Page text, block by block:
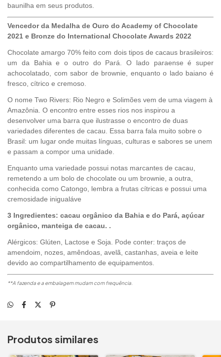
baunilha em seus produtos.
Vencedor da Medalha de Ouro do Academy of Chocolate
2021 e Bronze do International Chocolate Awards 2022
Chocolate amargo 70% feito com dois tipos de cacaus brasileiros:
um da Bahia e o outro do Pará. O lado paraense é super
achocolatado, com sabor de brownie, enquanto o lado baiano é
fresco, cítrico e cremoso.
O nome Two Rivers: Rio Negro e Solimões vem de uma viagem à
Amazônia. O encontro entre esses rios nos inspirou a
desenvolver uma barra que ilustrasse o encontro de duas
variedades diferentes de cacau. Essa barra fala muito sobre o
Brasil: um lugar onde muitas línguas, culturas e sabores se unem
e passam a compor uma unidade.
Enquanto uma variedade possui notas marcantes de cacau,
remetendo a um bolo de chocolate ou um brownie, a outra,
conhecida como Catongo, lembra a frutas cítricas e possui uma
cremosidade inigualáve
3 Ingredientes: cacau orgânico da Bahia e do Pará, açúcar
orgânico, manteiga de cacau. .
Alérgicos: Glúten, Lactose e Soja. Pode conter: traços de
amendoim, nozes, amêndoas, avelã, castanhas, aveia e leite
devido ao compartilhamento de equipamentos.
**A fazenda e a embalagem mudam com frequência.
Produtos similares